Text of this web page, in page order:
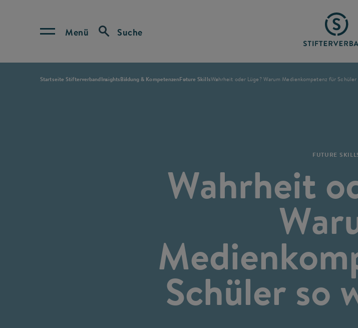
Menü Suche
Startseite StifterverbandInsightsBildung & KompetenzenFuture SkillsWahrheit oder Lüge? Warum Medienkompetenz für
FUTURE
Wahrheit
Schüler so